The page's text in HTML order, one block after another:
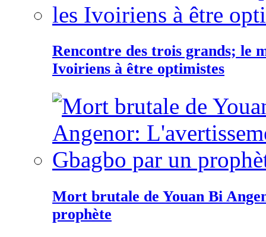
Rencontre des trois grands; le
Ivoiriens à être optimistes
Mort brutale de Youan Bi
prophète